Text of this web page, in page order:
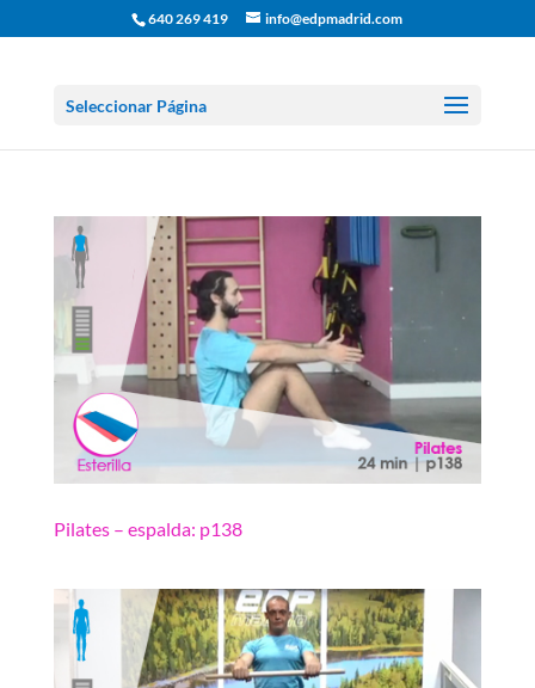
640 269 419 info@edpmadrid.com
Seleccionar Página
Pilates – espalda: p138